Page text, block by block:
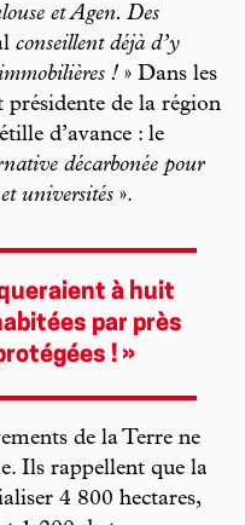
et Agen. Des
conseillent déjà d’y
! » Dans les
présidente de la région
d’avance : le
décarbonée pour
universités ».
à huit
par près
! »
de la Terre ne
Ils rappellent que la
4 800 hectares,